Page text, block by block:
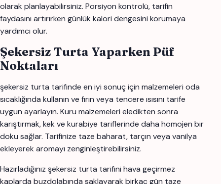
olarak planlayabilirsiniz. Porsiyon kontrolü, tarifin
faydasını artırırken günlük kalori dengesini korumaya
yardımcı olur.
Şekersiz Turta Yaparken Püf
Noktaları
şekersiz turta tarifinde en iyi sonuç için malzemeleri oda
sıcaklığında kullanın ve fırın veya tencere ısısını tarife
uygun ayarlayın. Kuru malzemeleri eledikten sonra
karıştırmak, kek ve kurabiye tariflerinde daha homojen bir
doku sağlar. Tarifinize taze baharat, tarçın veya vanilya
ekleyerek aromayı zenginleştirebilirsiniz.
Hazırladığınız şekersiz turta tarifini hava geçirmez
kaplarda buzdolabında saklayarak birkaç gün taze